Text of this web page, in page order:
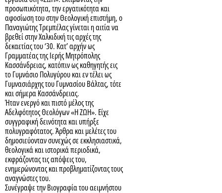
προσωπικότητα, την εργατικότητα και
αφοσίωση του στην Θεολογική επιστήμη, ο
Παναγιώτης Τρεμπέλας γίνεται η αιτία να
βρεθεί στην Χαλκιδική τις αρχές της
δεκαετίας του ‘30. Κατ’ αρχήν ως
Γραμματέας της Ιερής Μητρόπολης
Κασσάνδρειας, κατόπιν ως καθηγητής εις
το Γυμνάσιο Πολυγύρου και εν τέλει ως
Γυμνασιάρχης του Γυμνασίου Βάλτας, τότε
και σήμερα Κασσάνδρειας.
Ήταν ενεργό και πιστό μέλος της
Αδελφότητος Θεολόγων «Η ΖΩΗ». Είχε
συγγραφική δεινότητα και υπήρξε
πολυγραφότατος. Άρθρα και μελέτες του
δημοσιεύονταν συνεχώς σε εκκλησιαστικά,
θεολογικά και ιστορικά περιοδικά,
εκφράζοντας τις απόψεις του,
ενημερώνοντας και προβληματίζοντας τους
αναγνώστες του.
Συνέγραψε την Βιογραφία του αειμνήστου